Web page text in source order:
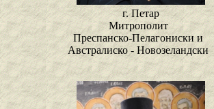
г. Петар
Митрополит
Преспанско-Пелагониски и
Австралиско - Новозеландски